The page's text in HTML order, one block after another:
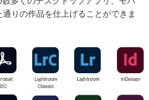
りの作品を仕上げることができま